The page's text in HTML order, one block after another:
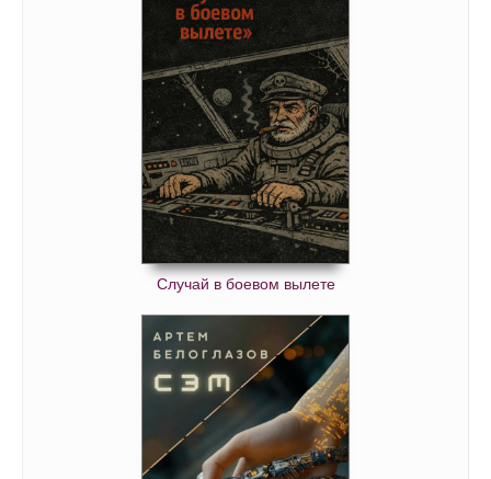
Случай в боевом вылете